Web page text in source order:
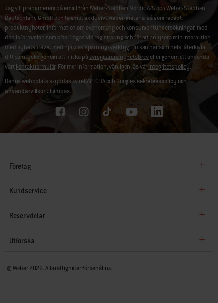
Jag vill prenumerera på email från Weber-Stephen Nordic A/S och Weber-Stephen
Deutschland GmbH och ta emot exklusivt Weber-material så som recept,
produktnyheter, information om evenemang och konsumentundersökningar, med
den information som efterfrågas vid registrering och för att anlysera min interaktion
med nyhetsbrevet med hjälp av spårningsverktyg. Du kan när som helst återkalla
ditt samtycke genom att klicka på avregistrera nyhetsbreveller genom att använda
vårt kontaktformulär. För mer information, vänligen läs vårintegritetspolicy.
Denna webbplats skyddas av reCAPTCHA och Googlessekretesspolicy och
användarvillkortillämpas.
Företag
Kundservice
Reservdelar
Utforska
© Weber 2026. Alla rättigheter förbehållna.